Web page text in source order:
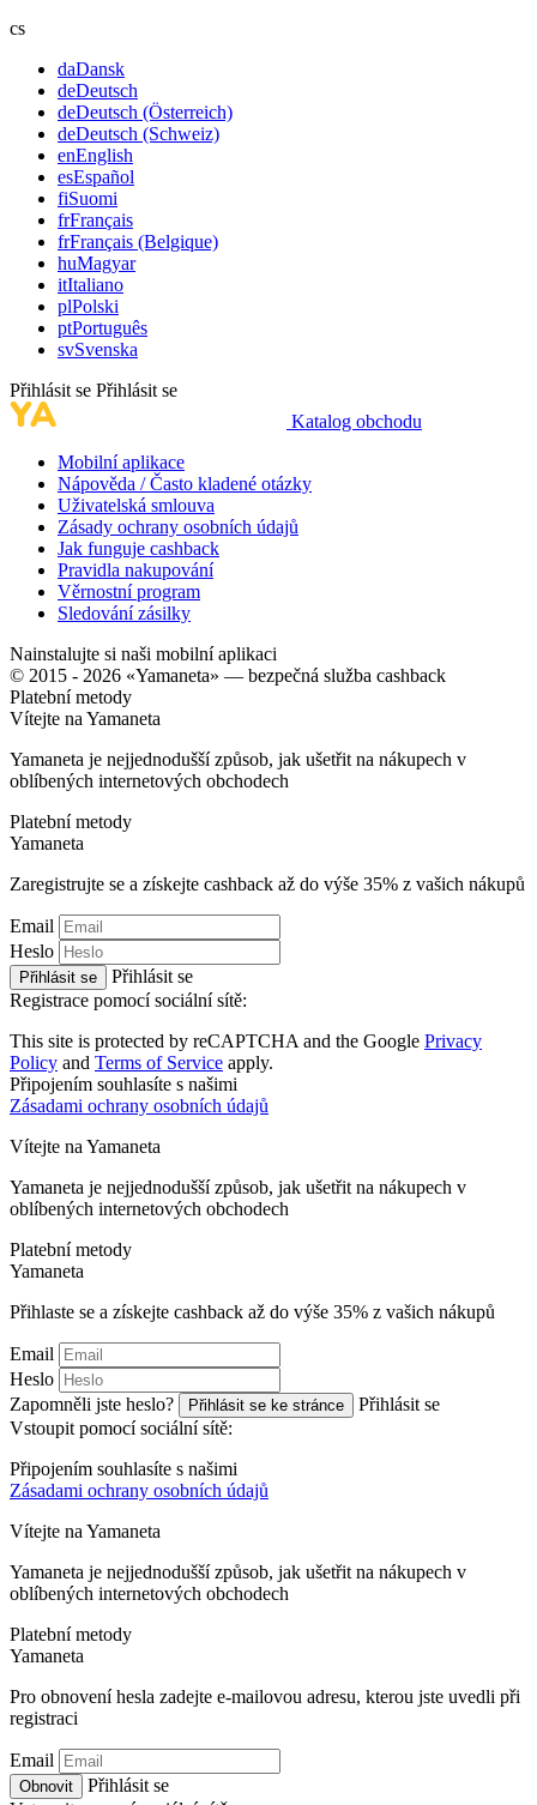
cs
daDansk
deDeutsch
deDeutsch (Österreich)
deDeutsch (Schweiz)
enEnglish
esEspañol
fiSuomi
frFrançais
frFrançais (Belgique)
huMagyar
itItaliano
plPolski
ptPortuguês
svSvenska
Přihlásit se Přihlásit se
Katalog obchodu
Mobilní aplikace
Nápověda / Často kladené otázky
Uživatelská smlouva
Zásady ochrany osobních údajů
Jak funguje cashback
Pravidla nakupování
Věrnostní program
Sledování zásilky
Nainstalujte si naši mobilní aplikaci
© 2015 - 2026 «Yamaneta» — bezpečná služba cashback
Platební metody
Vítejte na Yamaneta
Yamaneta je nejjednodušší způsob, jak ušetřit na nákupech v
oblíbených internetových obchodech
Platební metody
Yamaneta
Zaregistrujte se a získejte cashback až do výše 35% z vašich nákupů
Email
Heslo
Přihlásit se
Přihlásit se
Registrace pomocí sociální sítě:
This site is protected by reCAPTCHA and the Google Privacy
Policy and Terms of Service apply.
Připojením souhlasíte s našimi
Zásadami ochrany osobních údajů
Vítejte na Yamaneta
Yamaneta je nejjednodušší způsob, jak ušetřit na nákupech v
oblíbených internetových obchodech
Platební metody
Yamaneta
Přihlaste se a získejte cashback až do výše 35% z vašich nákupů
Email
Heslo
Zapomněli jste heslo?
Přihlásit se ke stránce
Přihlásit se
Vstoupit pomocí sociální sítě:
Připojením souhlasíte s našimi
Zásadami ochrany osobních údajů
Vítejte na Yamaneta
Yamaneta je nejjednodušší způsob, jak ušetřit na nákupech v
oblíbených internetových obchodech
Platební metody
Yamaneta
Pro obnovení hesla zadejte e-mailovou adresu, kterou jste uvedli při
registraci
Email
Obnovit
Přihlásit se